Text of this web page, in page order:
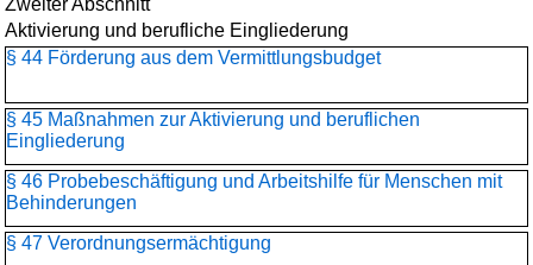
Zweiter Abschnitt
Aktivierung und berufliche Eingliederung
§ 44 Förderung aus dem Vermittlungsbudget
§ 45 Maßnahmen zur Aktivierung und beruflichen
Eingliederung
§ 46 Probebeschäftigung und Arbeitshilfe für Menschen mit
Behinderungen
§ 47 Verordnungsermächtigung